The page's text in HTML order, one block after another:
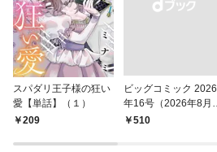
スパダリ王子様の狂い
愛【単話】（１）
209
ビッグコミック 2026
年16号（2026年8月7
日発売）
￥510